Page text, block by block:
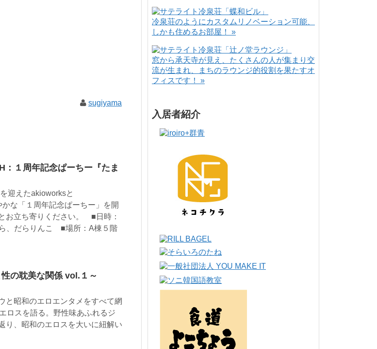
sugiyama
１周年記念ぱーちー『たま
迎えたakioworksと
な「１周年記念ぱーちー」を開
お立ち寄りください。 ■日時：
、だらりんこ ■場所：A棟５階
の耽美な関係 vol.１～
と昭和のエロエンタメをすべて網
ロスを語る。野性味あふれるジ
り、昭和のエロスを大いに紐解い
冷泉荘のようにカスタムリノベーション可能、
しかも住めるお部屋！ »
窓から承天寺が見え、たくさんの人が集まり交
流が生まれ、まちのラウンジ的役割を果たすオ
フィスです！ »
入居者紹介